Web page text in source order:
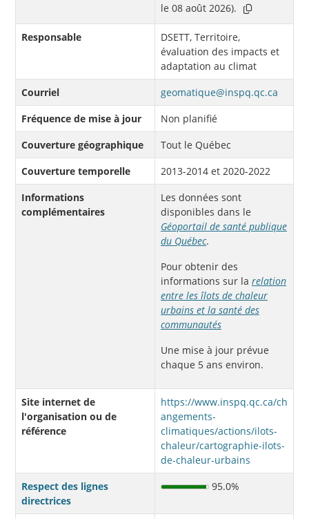
le 08 août 2026).
Responsable
DSETT, Territoire,
évaluation des impacts et
adaptation au climat
Courriel
geomatique@inspq.qc.ca
Fréquence de mise à jour
Non planifié
Couverture géographique
Tout le Québec
Couverture temporelle
2013-2014 et 2020-2022
Informations
complémentaires
Les données sont
disponibles dans le
Géoportail de santé publique
du Québec.
Pour obtenir des
informations sur la relation
entre les îlots de chaleur
urbains et la santé des
communautés
Une mise à jour prévue
chaque 5 ans environ.
Site internet de
l'organisation ou de
référence
https://www.inspq.qc.ca/ch
angements-
climatiques/actions/ilots-
chaleur/cartographie-ilots-
de-chaleur-urbains
Respect des lignes
directrices
95.0%